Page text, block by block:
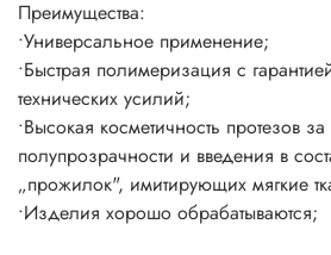
Преимущества:
•Универсальное применение;
•Быстрая полимеризация с
технических усилий;
•Высокая косметичность протезов за
полупрозрачности и введения в
„прожилок", имитирующих мягкие
•Изделия хорошо обрабатываются;